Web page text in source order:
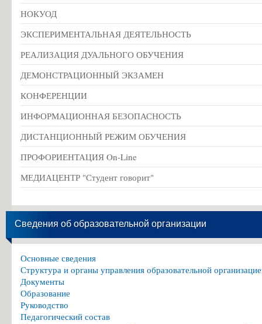
НОКУОД
ЭКСПЕРИМЕНТАЛЬНАЯ ДЕЯТЕЛЬНОСТЬ
РЕАЛИЗАЦИЯ ДУАЛЬНОГО ОБУЧЕНИЯ
ДЕМОНСТРАЦИОННЫЙ ЭКЗАМЕН
КОНФЕРЕНЦИИ
ИНФОРМАЦИОННАЯ БЕЗОПАСНОСТЬ
ДИСТАНЦИОННЫЙ РЕЖИМ ОБУЧЕНИЯ
ПРОФОРИЕНТАЦИЯ On-Line
МЕДИАЦЕНТР "Студент говорит"
Сведения об образовательной организации
Основные сведения
Структура и органы управления образовательной
Документы
Образование
Руководство
Педагогический состав